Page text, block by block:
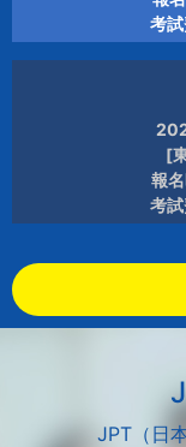
考
[
報
考
JPT（日